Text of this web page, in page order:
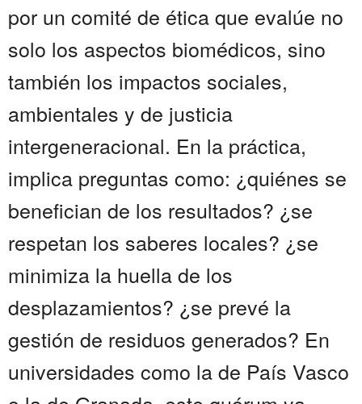
por un comité de ética que evalúe no
solo los aspectos biomédicos, sino
también los impactos sociales,
ambientales y de justicia
intergeneracional. En la práctica,
implica preguntas como: ¿quiénes se
benefician de los resultados? ¿se
respetan los saberes locales? ¿se
minimiza la huella de los
desplazamientos? ¿se prevé la
gestión de residuos generados? En
universidades como la de País Vasco